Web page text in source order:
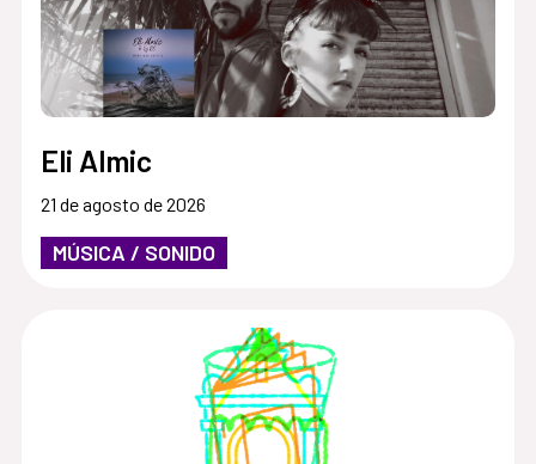
Eli Almic
21 de agosto de 2026
MÚSICA / SONIDO